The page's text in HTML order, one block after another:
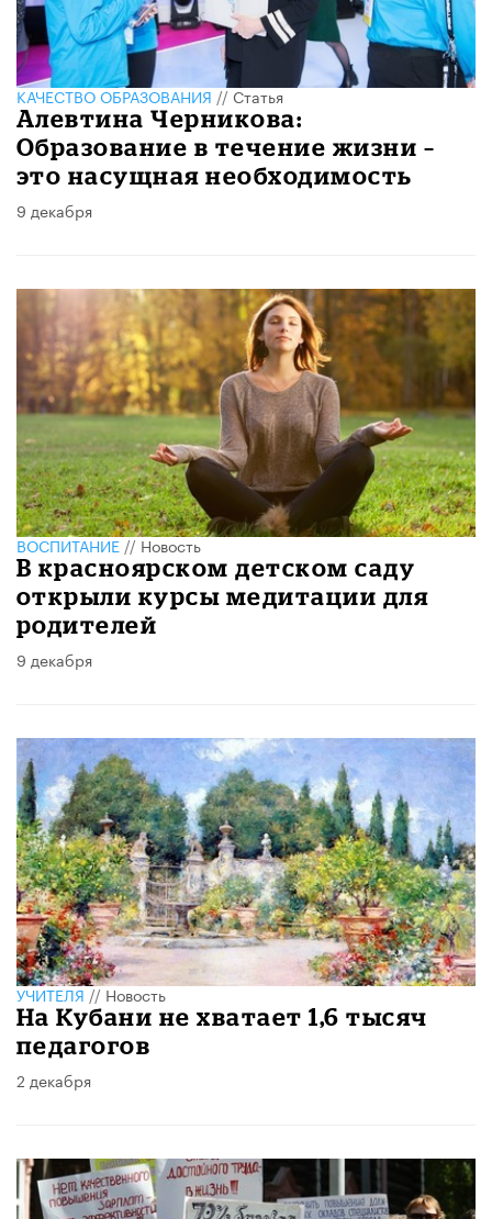
КАЧЕСТВО ОБРАЗОВАНИЯ//Статья
Алевтина Черникова:
Образование в течение жизни –
это насущная необходимость
9 декабря
ВОСПИТАНИЕ//Новость
В красноярском детском саду
открыли курсы медитации для
родителей
9 декабря
УЧИТЕЛЯ//Новость
На Кубани не хватает 1,6 тысяч
педагогов
2 декабря